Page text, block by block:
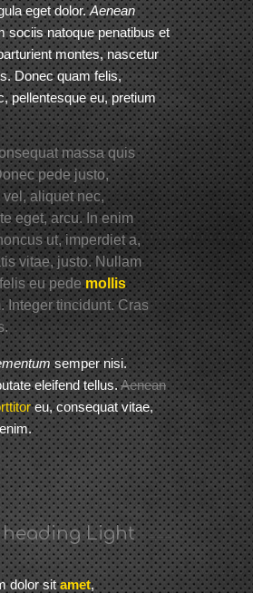
eget dolor.Aenean
sociis natoque penatibus et
montes, nascetur
Donec quam felis,
pellentesque eu, pretium
massa quis
pede justo,
aliquet nec,
eget, arcu. In enim
ut, imperdiet a,
vitae, justo. Nullam
eu pedemollis
Integer tincidunt. Cras
semper nisi.
eleifend tellus.Aenean
eu, consequat vitae,
heading Light
dolor sitamet,